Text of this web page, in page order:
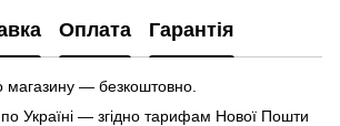
Оплата Гарантія
магазину — безкоштовно.
Україні — згідно тарифам Нової Пошти